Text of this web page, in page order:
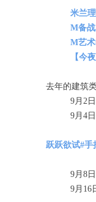
米兰
M备
M艺
【今
去年的建筑
9月2
9月4日
跃跃欲试#手
9月8
9月16